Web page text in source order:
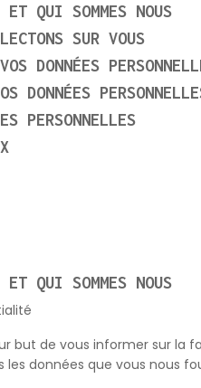
QUI SOMMES NOUS
SUR VOUS
DONNÉES
DONNÉES
PERSONNELLES
QUI SOMMES NOUS
but de vous informer sur la
les données que vous nous